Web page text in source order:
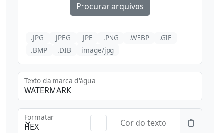
Procurar arquivos
.JPG .JPEG .JPE .PNG .WEBP
.GIF
.BMP
.DIB image/jpg
Texto da marca d'água
HEX
Formatar
Cor do texto